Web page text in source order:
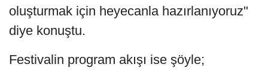
oluşturmak için heyecanla hazırlanıyoruz"
diye konuştu.
Festivalin program akışı ise şöyle;